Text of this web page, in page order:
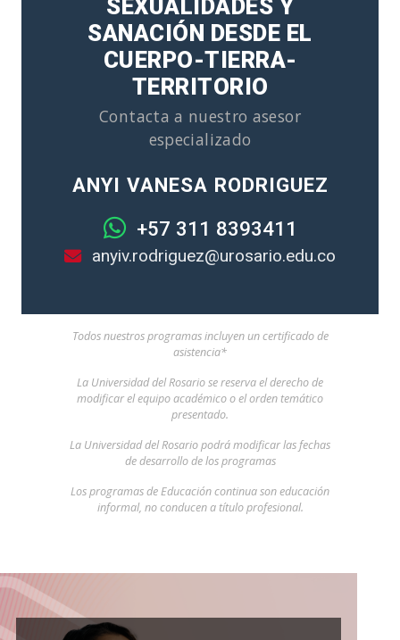
SEXUALIDADES Y
SANACIÓN DESDE EL
CUERPO-TIERRA-
TERRITORIO
Contacta a nuestro asesor
especializado
ANYI VANESA RODRIGUEZ
+57 311 8393411
anyiv.rodriguez@urosario.edu.co
Todos nuestros programas incluyen un certificado de
asistencia*
La Universidad del Rosario se reserva el derecho de
modificar el equipo académico o el orden temático
presentado.
La Universidad del Rosario podrá modificar las fechas
de desarrollo de los programas
Los programas de Educación continua son educación
informal, no conducen a título profesional.